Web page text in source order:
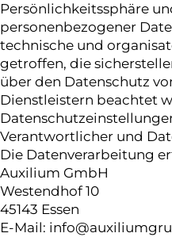
Persönlichkeitssphäre
personenbezogener
technische und
getroffen, die
über den Datenschutz
Dienstleistern beachtet
Verantwortlicher und
Die Datenverarbeitung
Auxilium GmbH
Westendhof 10
45143 Essen
E-Mail: